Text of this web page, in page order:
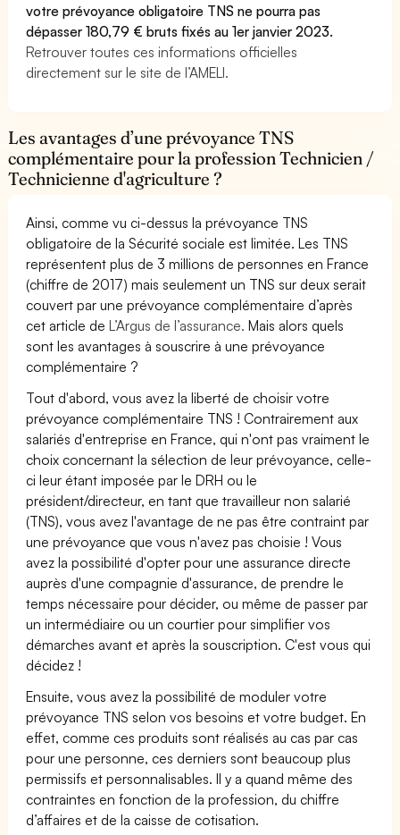
votre prévoyance obligatoire TNS ne pourra pas
dépasser 180,79 € bruts fixés au 1er janvier 2023.
Retrouver toutes ces informations officielles
directement sur le site de l’AMELI.
Les avantages d’une prévoyance TNS
complémentaire pour la profession Technicien /
Technicienne d'agriculture ?
Ainsi, comme vu ci-dessus la prévoyance TNS
obligatoire de la Sécurité sociale est limitée. Les TNS
représentent plus de 3 millions de personnes en France
(chiffre de 2017) mais seulement un TNS sur deux serait
couvert par une prévoyance complémentaire d’après
cet article deL’Argus de l’assurance. Mais alors quels
sont les avantages à souscrire à une prévoyance
complémentaire ?
Tout d'abord, vous avez la liberté de choisir votre
prévoyance complémentaire TNS ! Contrairement aux
salariés d'entreprise en France, qui n'ont pas vraiment le
choix concernant la sélection de leur prévoyance, celle-
ci leur étant imposée par le DRH ou le
président/directeur, en tant que travailleur non salarié
(TNS), vous avez l'avantage de ne pas être contraint par
une prévoyance que vous n'avez pas choisie ! Vous
avez la possibilité d'opter pour une assurance directe
auprès d'une compagnie d'assurance, de prendre le
temps nécessaire pour décider, ou même de passer par
un intermédiaire ou un courtier pour simplifier vos
démarches avant et après la souscription. C'est vous qui
décidez !
Ensuite, vous avez la possibilité de moduler votre
prévoyance TNS selon vos besoins et votre budget. En
effet, comme ces produits sont réalisés au cas par cas
pour une personne, ces derniers sont beaucoup plus
permissifs et personnalisables. Il y a quand même des
contraintes en fonction de la profession, du chiffre
d’affaires et de la caisse de cotisation.